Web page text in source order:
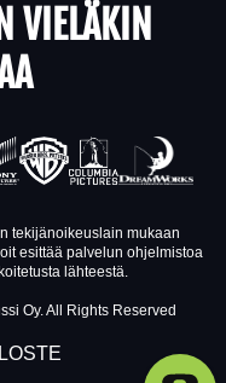
VIELÄKIN
tekijänoikeuslain mukaan
esittää palvelun ohjelmistoa
lähteestä.
Oy. All Rights Reserved